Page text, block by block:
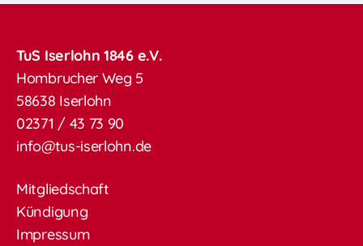
TuS Iserlohn 1846 e.V.
Hombrucher Weg 5
58638 Iserlohn
02371 / 43 73 90
info@tus-iserlohn.de
Mitgliedschaft
Kündigung
Impressum